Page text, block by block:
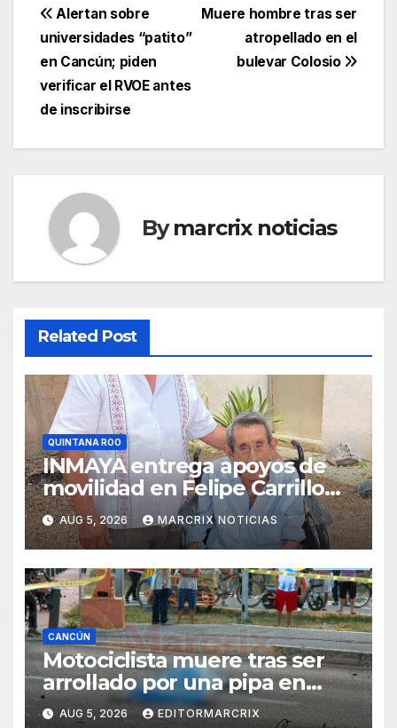
Post
navigation
Muere hombre tras ser
atropellado en el
bulevar Colosio
Alertan sobre
universidades “patito”
en Cancún; piden
verificar el RVOE antes
de inscribirse
Bymarcrix noticias
Related Post
QUINTANA ROO
INMAYA entrega apoyos de
movilidad en Felipe Carrillo
Puerto
AUG 5, 2026 MARCRIX NOTICIAS
CANCÚN
Motociclista muere tras ser
arrollado por una pipa en
Cancún
AUG 5, 2026 EDITORMARCRIX